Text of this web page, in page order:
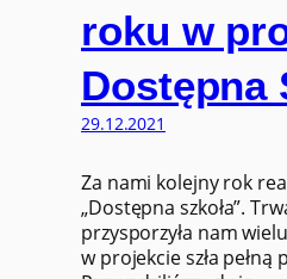
roku w
Dostępna
29.12.2021
Za nami kolejny rok
„Dostępna szkoła”.
przysporzyła nam
w projekcie szła pełną